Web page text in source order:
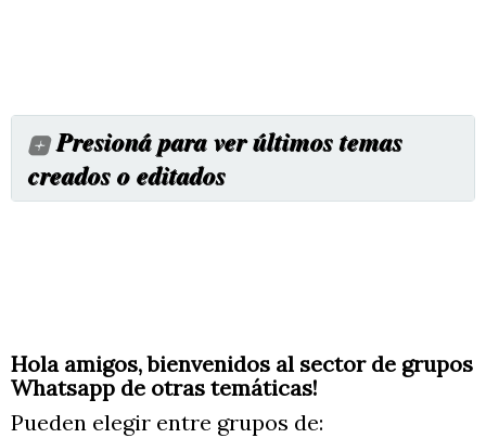
Presioná para ver últimos temas
creados o editados
Iluminación, lamparas y Fotosí
MI PRIMER ACUARIO : Info. , c
Construcción de peceras y más
Hola amigos, bienvenidos al sector de grupos
Whatsapp de otras temáticas!
Pueden elegir entre grupos de: